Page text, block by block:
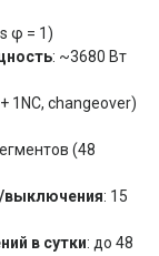
φ = 1)
: ~3680 Вт
1NC, changeover)
(48
выключения: 15
в сутки: до 48